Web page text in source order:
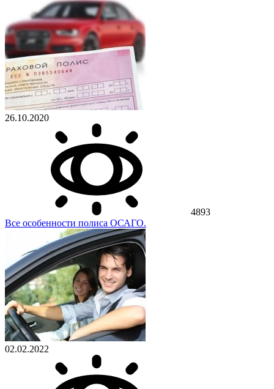
26.10.2020
4893
Все особенности полиса ОСАГО.
02.02.2022